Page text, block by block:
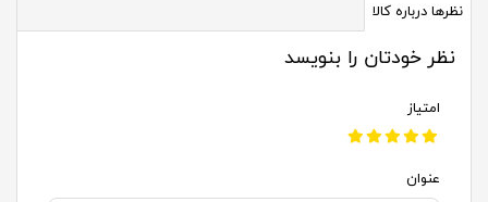
نظرها درباره کالا
نظر خودتان را بنویسد
امتیاز
عنوان